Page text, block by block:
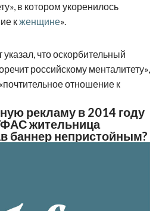
в котором укоренилось
кженщине».
что оскорбительный
российскому менталитету»,
отношение к
рекламу в 2014 году
жительница
баннер непристойным?